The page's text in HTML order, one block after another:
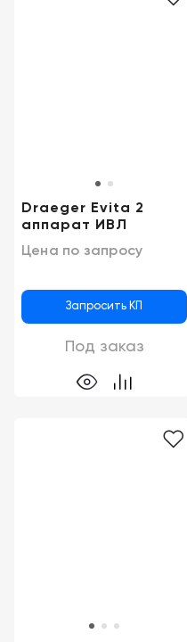
Draeger Evita 2
аппарат ИВЛ
Цена по запросу
Запросить КП
Под заказ